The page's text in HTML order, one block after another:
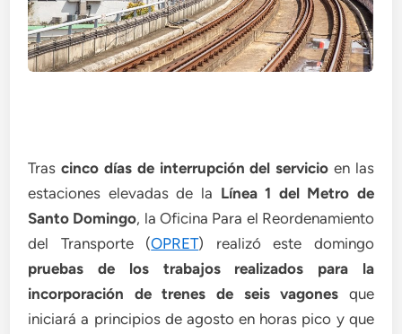
Tras cinco días de interrupción del servicio en las
estaciones elevadas de la Línea 1 del Metro de
Santo Domingo, la Oficina Para el Reordenamiento
del Transporte (OPRET) realizó este domingo
pruebas de los trabajos realizados para la
incorporación de trenes de seis vagones que
iniciará a principios de agosto en horas pico y que